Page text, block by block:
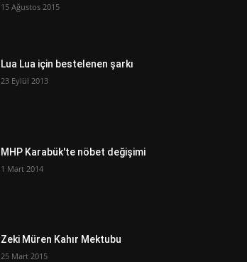
15 Ağustos 2015
Lua Lua için bestelenen şarkı
23 Eylül 2013
MHP Karabük'te nöbet değişimi
1 Mart 2014
Zeki Müren Kahır Mektubu
25 Mart 2015